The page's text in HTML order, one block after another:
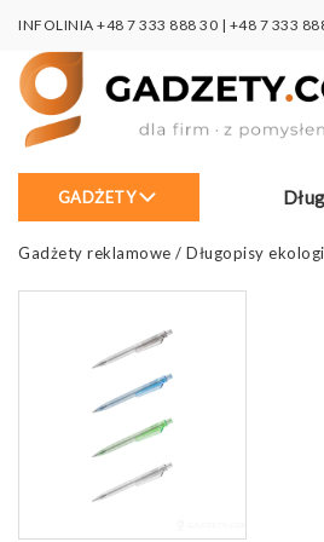
INFOLINIA +48 7 333 888 30 | +48 7 333
GADŻETY
Gadżety reklamowe / Długopisy